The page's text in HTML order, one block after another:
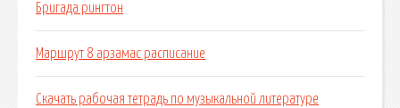
Бригада рингтон
Маршрут 8 арзамас расписание
Скачать рабочая тетрадь по музыкальной литературе